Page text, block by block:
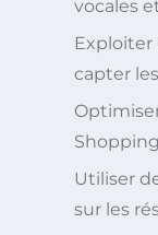
vocales
Exploiter
capter
Shopping
Utiliser
sur les